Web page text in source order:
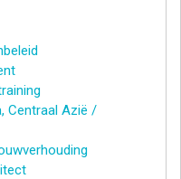
Centraal Azië /